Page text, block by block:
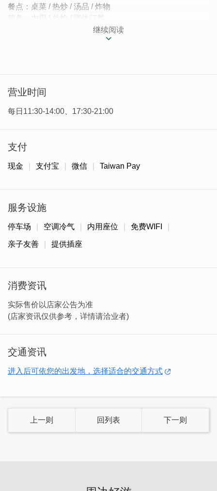
餐点：桌菜 / 热炒 / 汤品 / 炸物
服务：内用 / 外烩 / 团体订餐
在金门的另一端，跨过金门大桥来到烈屿，这片土地不只有
大明餐厅位於烈屿乡上林村，无论是一日游或在地聚餐，都
餐空间与温馨氛围。多年来累积了不少熟客与口碑，也提供
团体订餐、外烩等贴心服务，主打的就是最熟悉的「家常合
菜」与「地方热炒」，是在地人与旅人都爱的家常味。
这里没有浮夸装潢，却有实在的味道。走进餐厅，厨房飘来
继续阅读
营业时间
每日11:30-14:00、17:30-21:00
支付
现金 支付宝 微信 Taiwan Pay
服务设施
停车场 空调冷气 内用座位 免费WIFI
亲子友善 提供插座
消费资讯
实际售价以店家公告为准
(店家资讯仅供参考，详情请洽业者)
交通资讯
进入后可依您的出发地，选择适合的交通方式
上一则 回列表 下一则